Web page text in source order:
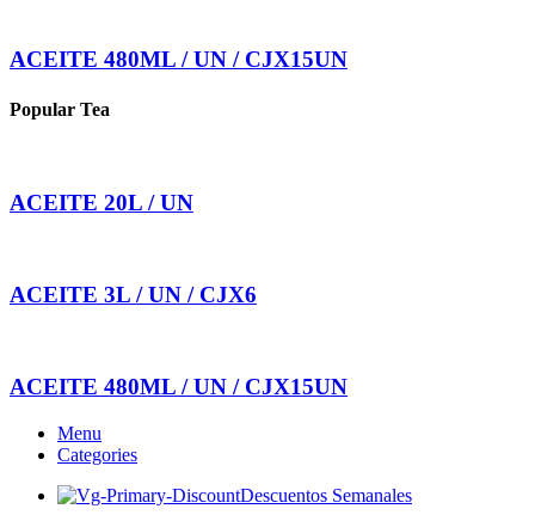
ACEITE 480ML / UN / CJX15UN
Popular Tea
ACEITE 20L / UN
ACEITE 3L / UN / CJX6
ACEITE 480ML / UN / CJX15UN
Menu
Categories
Descuentos Semanales